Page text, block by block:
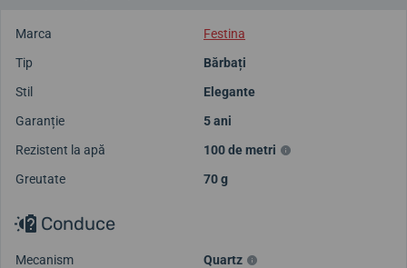
Marca
Festina
Tip
Bărbați
Stil
Elegante
Garanție
5 ani
Rezistent la apă
100 de metri
Greutate
70 g
Conduce
Mecanism
Quartz